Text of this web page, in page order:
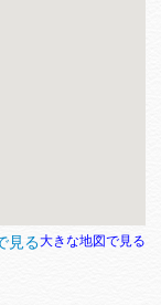
大きな地図で見る
見る